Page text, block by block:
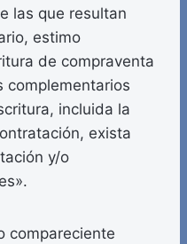
las que resultan
estimo
de compraventa
complementarios
incluida la
exista
y/o
compareciente